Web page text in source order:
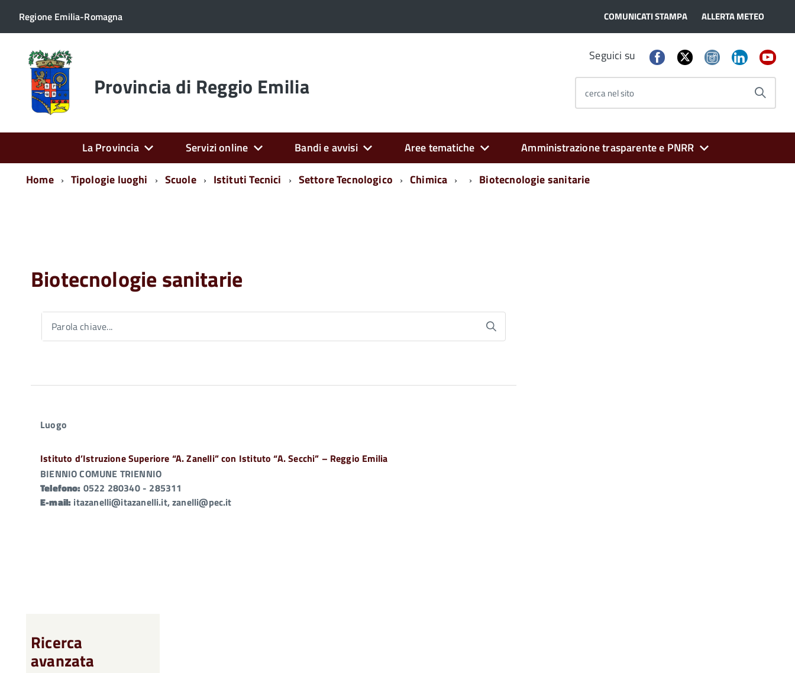
Regione Emilia-Romagna COMUNICATI STAMPA ALLERTA METEO
Torna
alla
home
page Provincia di Reggio Emilia
Seguici su
cerca nel sito
La Provincia Servizi online Bandi e avvisi Aree tematiche
Amministrazione trasparente e PNRR
Home
Tipologie luoghi Scuole Istituti Tecnici Settore Tecnologico Chimica Biotecnologie sanitarie
Biotecnologie sanitarie
Parola chiave...
Luogo
Istituto d’Istruzione Superiore “A. Zanelli” con Istituto “A. Secchi” – Reggio Emilia
BIENNIO COMUNE TRIENNIO
Telefono: 0522 280340 - 285311
E-mail: itazanelli@itazanelli.it, zanelli@pec.it
Ricerca
avanzata